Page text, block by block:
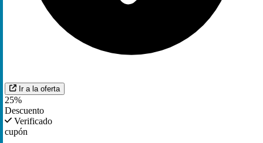
Ir a la oferta
25%
Descuento
Verificado
cupón